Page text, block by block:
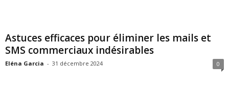
Astuces efficaces pour éliminer les mails et
SMS commerciaux indésirables
Eléna Garcia - 31 décembre 2024 0